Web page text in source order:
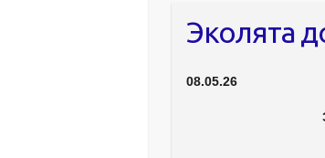
Эколята
08.05.26